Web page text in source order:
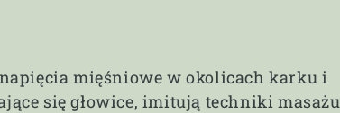
mięśniowe w okolicach karku i
się głowice, imitują techniki masażu